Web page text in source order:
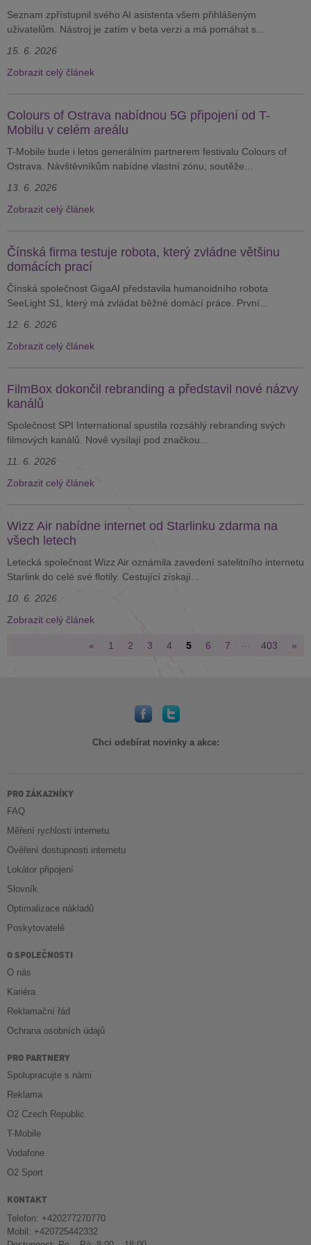
Seznam zpřístupnil svého AI asistenta všem přihlášeným
uživatelům. Nástroj je zatím v beta verzi a má pomáhat s...
15. 6. 2026
Zobrazit celý článek
Colours of Ostrava nabídnou 5G připojení od T-
Mobilu v celém areálu
T-Mobile bude i letos generálním partnerem festivalu Colours of
Ostrava. Návštěvníkům nabídne vlastní zónu, soutěže...
13. 6. 2026
Zobrazit celý článek
Čínská firma testuje robota, který zvládne většinu
domácích prací
Čínská společnost GigaAI představila humanoidního robota
SeeLight S1, který má zvládat běžné domácí práce. První...
12. 6. 2026
Zobrazit celý článek
FilmBox dokončil rebranding a představil nové názvy
kanálů
Společnost SPI International spustila rozsáhlý rebranding svých
filmových kanálů. Nově vysílají pod značkou...
11. 6. 2026
Zobrazit celý článek
Wizz Air nabídne internet od Starlinku zdarma na
všech letech
Letecká společnost Wizz Air oznámila zavedení satelitního internetu
Starlink do celé své flotily. Cestující získají...
10. 6. 2026
Zobrazit celý článek
« 1 2 3 4 5 6 7 403 »
Chci odebírat novinky a akce:
PRO ZÁKAZNÍKY
FAQ
Měření rychlosti internetu
Ověření dostupnosti internetu
Lokátor připojení
Slovník
Optimalizace nákladů
Poskytovatelé
O SPOLEČNOSTI
O nás
Kariéra
Reklamační řád
Ochrana osobních údajů
PRO PARTNERY
Spolupracujte s námi
Reklama
O2 Czech Republic
T-Mobile
Vodafone
O2 Sport
KONTAKT
Telefon: +420277270770
Mobil: +420725442332